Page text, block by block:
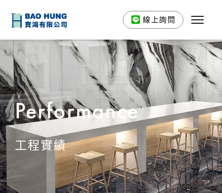
線上詢問
Performance
工程實績